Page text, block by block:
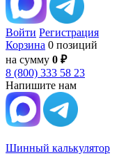
Войти Регистрация
Корзина 0 позиций
на сумму 0 ₽
8 (800) 333 58 23
Напишите нам
Шинный калькулятор